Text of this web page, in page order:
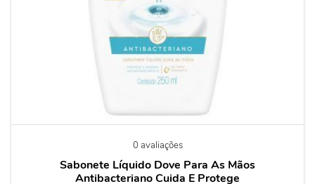
0 avaliações
Sabonete Líquido Dove Para As Mãos
Antibacteriano Cuida E Protege